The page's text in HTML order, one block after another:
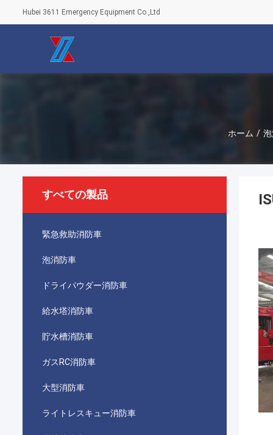
Hubei 3611 Emergency Equipment Co.,Ltd
ホーム /
すべての製品
緊急救助消防車
泡消防車
ドライパウダー消防車
給水塔消防車
貯水槽消防車
ガスRC消防車
大型消防車
ライトレスキュー消防車